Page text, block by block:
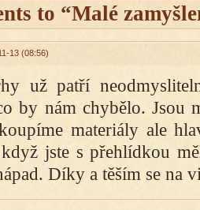
to “Malé
13 (08:56)
už patří
by nám chybělo. Jsou
materiály ale
jste s přehlídkou
Díky a těším se na